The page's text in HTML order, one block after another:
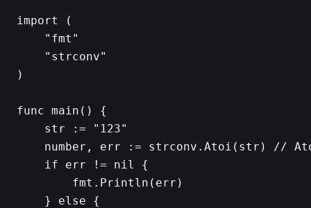
import (
    "fmt"
    "strconv"
)
func main() {
    str := "123"
number, err := strconv.Atoi(str) //
    if err != nil {
        fmt.Println(err)
    } else {